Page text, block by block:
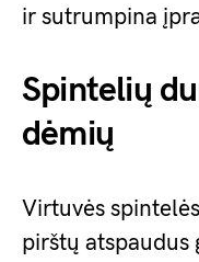
ir sutrumpina
Spintelių
dėmių
Virtuvės
pirštų atspaudus